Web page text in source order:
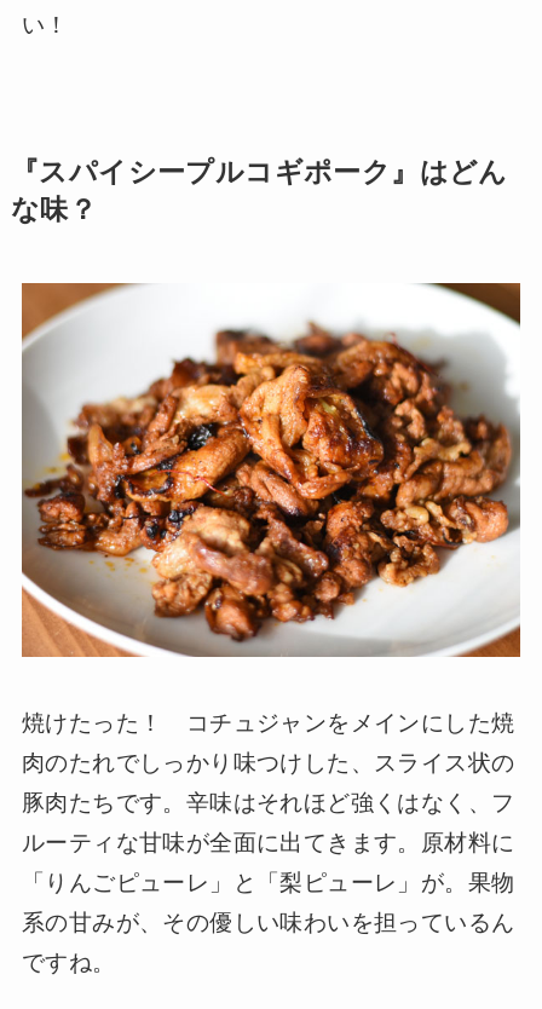
い！
『スパイシープルコギポーク』はどん
な味？
焼けたった！ コチュジャンをメインにした焼
肉のたれでしっかり味つけした、スライス状の
豚肉たちです。辛味はそれほど強くはなく、フ
ルーティな甘味が全面に出てきます。原材料に
「りんごピューレ」と「梨ピューレ」が。果物
系の甘みが、その優しい味わいを担っているん
ですね。